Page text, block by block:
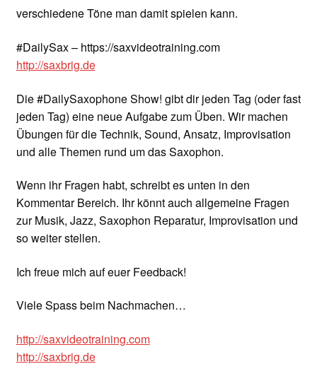
verschiedene Töne man damit spielen kann.
#DailySax – https://saxvideotraining.com
http://saxbrig.de
Die #DailySaxophone Show! gibt dir jeden Tag (oder fast
jeden Tag) eine neue Aufgabe zum Üben. Wir machen
Übungen für die Technik, Sound, Ansatz, Improvisation
und alle Themen rund um das Saxophon.
Wenn ihr Fragen habt, schreibt es unten in den
Kommentar Bereich. Ihr könnt auch allgemeine Fragen
zur Musik, Jazz, Saxophon Reparatur, Improvisation und
so weiter stellen.
Ich freue mich auf euer Feedback!
Viele Spass beim Nachmachen…
http://saxvideotraining.com
http://saxbrig.de